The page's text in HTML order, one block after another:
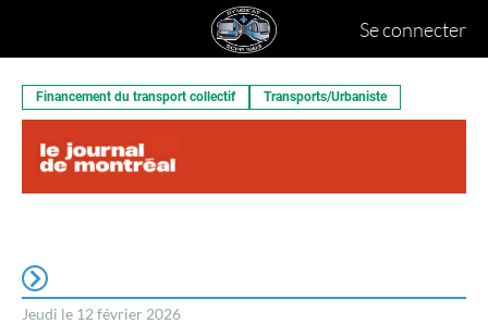
Se connecter
Financement du transport collectif Transports/Urbaniste
Jeudi le 12 février 2026